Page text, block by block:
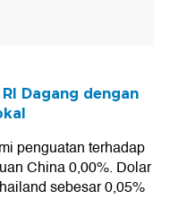
Dagang dengan
penguatan terhadap
China 0,00%. Dolar
sebesar 0,05%